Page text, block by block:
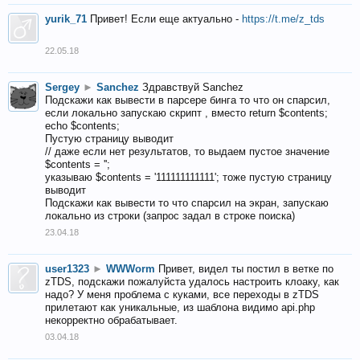
yurik_71 Привет! Если еще актуально - https://t.me/z_tds
22.05.18
Sergey ► Sanchez Здравствуй Sanchez
Подскажи как вывести в парсере бинга то что он спарсил,
если локально запускаю скрипт , вместо return $contents;
echo $contents;
Пустую страницу выводит
// даже если нет результатов, то выдаем пустое значение
$contents = '';
указываю $contents = '111111111111'; тоже пустую страницу
выводит
Подскажи как вывести то что спарсил на экран, запускаю
локально из строки (запрос задал в строке поиска)
23.04.18
user1323 ► WWWorm Привет, видел ты постил в ветке по
zTDS, подскажи пожалуйста удалось настроить клоаку, как
надо? У меня проблема с куками, все переходы в zTDS
прилетают как уникальные, из шаблона видимо api.php
некорректно обрабатывает.
03.04.18